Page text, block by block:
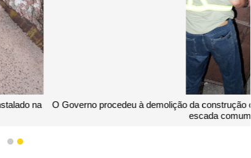
localizada no terraço e do portão metálico instalado na
1 2